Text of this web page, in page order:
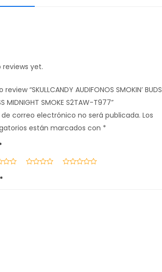
reviews yet.
“SKULLCANDY AUDIFONOS SMOKIN’ BUDS
MIDNIGHT SMOKE S2TAW-T977”
correo electrónico no será publicada. Los
están marcados con *
*